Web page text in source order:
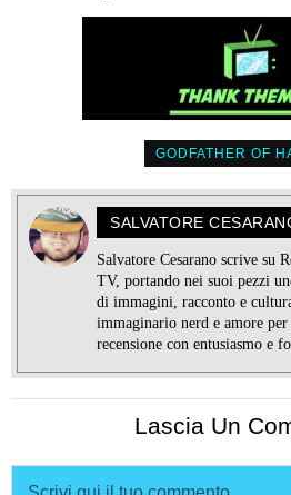
GODFATHER OF
SALVATORE
Salvatore Cesarano scrive su
TV, portando nei suoi pezzi
di immagini, racconto e
immaginario nerd e amore
recensione con entusiasmo e
Lascia Un